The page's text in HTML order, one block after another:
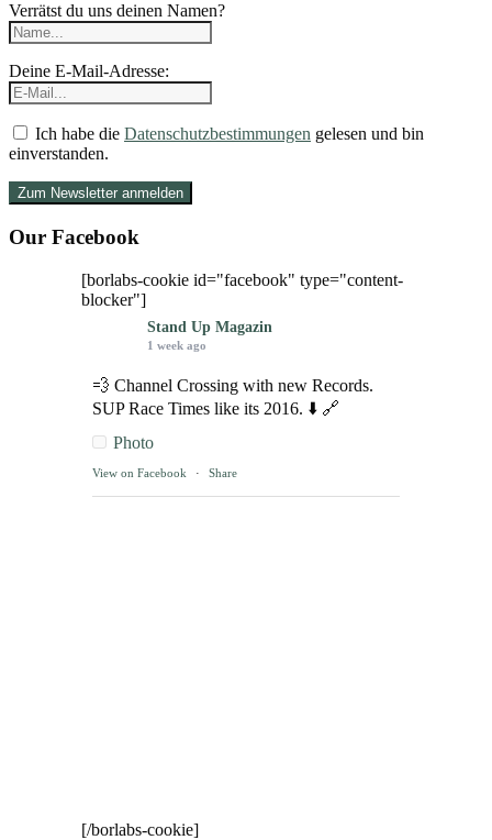
Verrätst du uns deinen Namen?
Deine E-Mail-Adresse:
Ich habe die Datenschutzbestimmungen gelesen und bin
einverstanden.
Our Facebook
[borlabs-cookie id="facebook" type="content-
blocker"]
Stand Up Magazin
1 week ago
💨 Channel Crossing with new Records.
SUP Race Times like its 2016. ⬇️ 🔗
Photo
View on Facebook · Share
[/borlabs-cookie]